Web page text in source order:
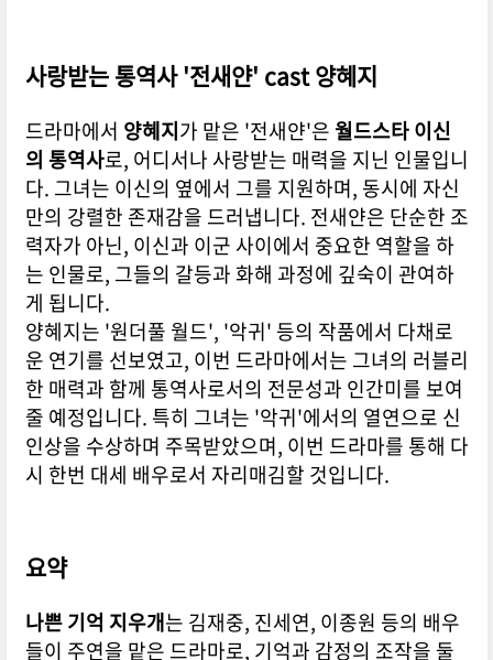
사랑받는 통역사 '전새얀' cast 양혜지
드라마에서 양혜지가 맡은 '전새얀'은 월드스타 이신
의 통역사로, 어디서나 사랑받는 매력을 지닌 인물입니
다. 그녀는 이신의 옆에서 그를 지원하며, 동시에 자신
만의 강렬한 존재감을 드러냅니다. 전새얀은 단순한 조
력자가 아닌, 이신과 이군 사이에서 중요한 역할을 하
는 인물로, 그들의 갈등과 화해 과정에 깊숙이 관여하
게 됩니다.
양혜지는 '원더풀 월드', '악귀' 등의 작품에서 다채로
운 연기를 선보였고, 이번 드라마에서는 그녀의 러블리
한 매력과 함께 통역사로서의 전문성과 인간미를 보여
줄 예정입니다. 특히 그녀는 '악귀'에서의 열연으로 신
인상을 수상하며 주목받았으며, 이번 드라마를 통해 다
시 한번 대세 배우로서 자리매김할 것입니다.
요약
나쁜 기억 지우개는 김재중, 진세연, 이종원 등의 배우
들이 주연을 맡은 드라마로, 기억과 감정의 조작을 둘